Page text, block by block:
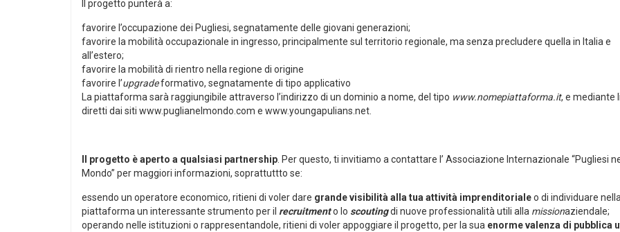
Il progetto punterà a:
favorire l’occupazione dei Pugliesi, segnatamente delle giovani generazioni;
favorire la mobilità occupazionale in ingresso, principalmente sul territorio regionale, ma senza precludere quella in Italia e
all’estero;
favorire la mobilità di rientro nella regione di origine
favorire l’upgradeformativo, segnatamente di tipo applicativo
La piattaforma sarà raggiungibile attraverso l’indirizzo di un dominio a nome, del tipo www.nomepiattaforma.it, e mediante
diretti dai siti www.puglianelmondo.com e www.youngapulians.net.
Il progetto è aperto a qualsiasi partnership . Per questo, ti invitiamo a contattare l’ Associazione Internazionale “Pugliesi
Mondo” per maggiori informazioni, soprattuttto se:
essendo un operatore economico, ritieni di voler dare grande visibilità alla tua attività imprenditorialeo di individuare nella
piattaforma un interessante strumento per il recruitmento lo scoutingdi nuove professionalità utili alla missionaziendale;
operando nelle istituzioni o rappresentandole, ritieni di voler appoggiare il progetto, per la sua enorme valenza di pubblica